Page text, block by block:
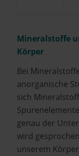
Mineralstoffe
Körper
Bei
anorganische
sich
genau der
wird
unserem